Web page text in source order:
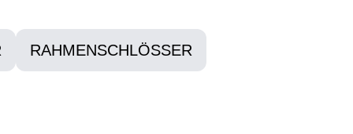
RAHMENSCHLÖSSER